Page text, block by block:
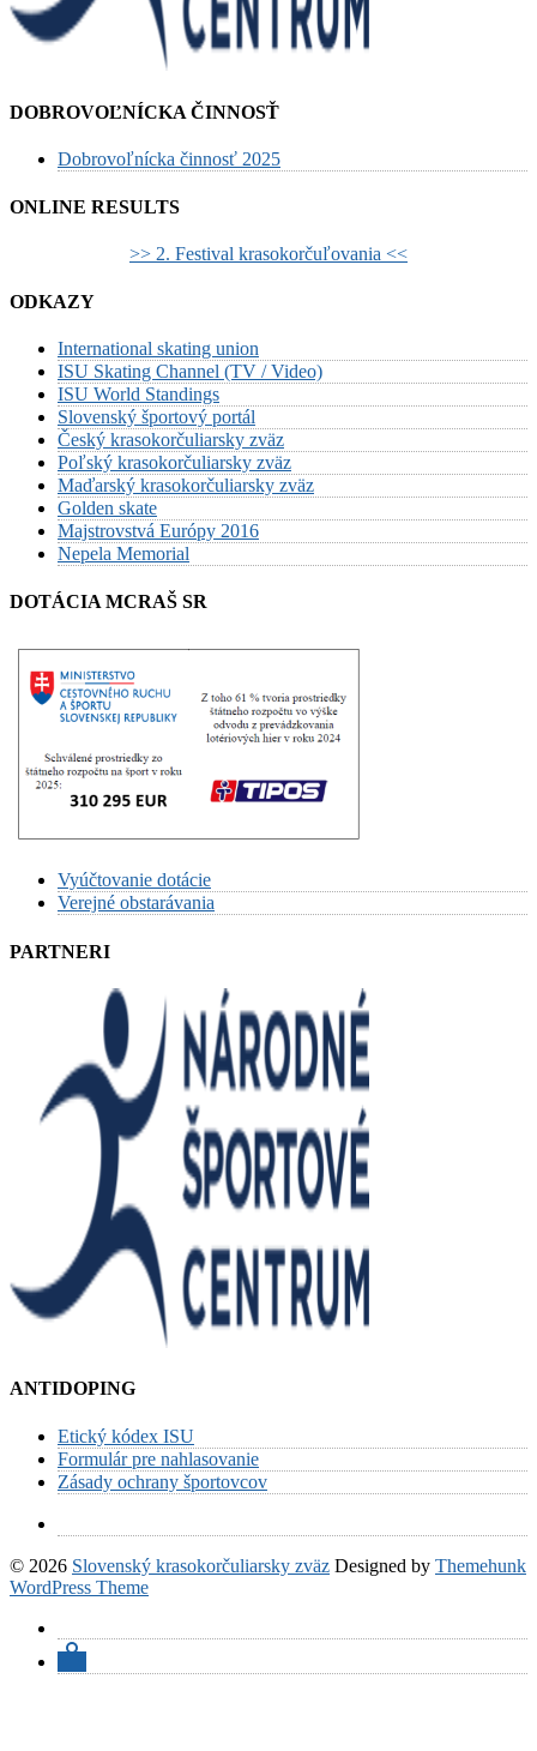
DOBROVOĽNÍCKA ČINNOSŤ
Dobrovoľnícka činnosť 2025
ONLINE RESULTS
>> 2. Festival krasokorčuľovania <<
ODKAZY
International skating union
ISU Skating Channel (TV / Video)
ISU World Standings
Slovenský športový portál
Český krasokorčuliarsky zväz
Poľský krasokorčuliarsky zväz
Maďarský krasokorčuliarsky zväz
Golden skate
Majstrovstvá Európy 2016
Nepela Memorial
DOTÁCIA MCRAŠ SR
Vyúčtovanie dotácie
Verejné obstarávania
PARTNERI
ANTIDOPING
Etický kódex ISU
Formulár pre nahlasovanie
Zásady ochrany športovcov
© 2026 Slovenský krasokorčuliarsky zväz Designed by Themehunk
WordPress Theme